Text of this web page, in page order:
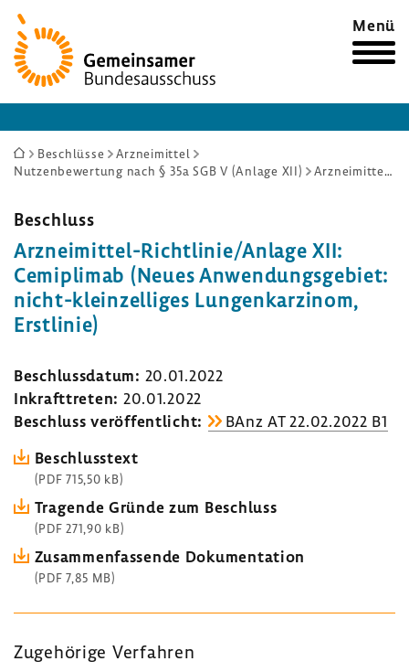
Zur
Startseite
Menü
Sie
sind
Beschlüsse
Arzneimittel
Nutzenbewertung nach § 35a SGB V (Anlage XII)
Arzneimittel-Richtlinie/Anlage XII: Cemiplimab (Neues Anwendungsgebiet: nicht-kleinzelliges Lungenkarzinom, Erstlinie)
Beschluss
Arzneimittel-​Richtlinie/Anlage XII:
Cemi­plimab (Neues Anwen­dungs­ge­biet:
nicht-​kleinzelliges Lungen­kar­zinom,
Erst­linie)
Beschluss­datum: 20.01.2022
Inkraft­treten: 20.01.2022
Beschluss veröf­fent­licht:
BAnz AT 22.02.2022 B1
Beschluss­text
(PDF 715,50 kB)
Tragende Gründe zum Beschluss
(PDF 271,90 kB)
Zusam­men­fas­sende Doku­men­ta­tion
(PDF 7,85 MB)
Zuge­hö­rige Verfahren